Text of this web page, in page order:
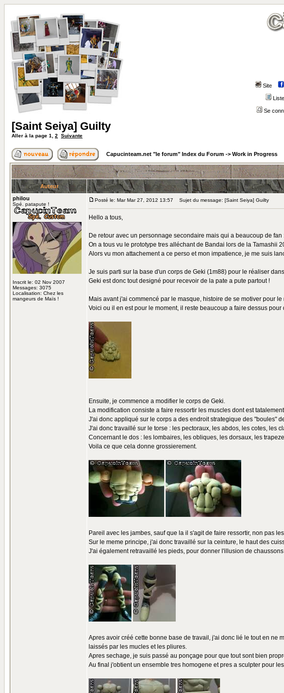
Site
Se
[Saint Seiya] Guilty
Aller à la page 1 2 Suivante
Capucinteam.net "le forum" Index du Forum -> Work in Progress
Auteur
philou
Spé. patapute !
Inscrit le: 02 Nov 2007
Messages: 3075
Localisation: Chez les
mangeurs de Maïs !
Posté le: Mar Mar 27, 2012 13:57 Sujet du message: [Saint Seiya] Guilty
Hello a tous,
De retour avec un personnage secondaire mais qui a beaucoup de fan
On a tous vu le prototype tres alléchant de Bandai lors de la Tamashii
Alors vu mon attachement a ce perso et mon impatience, je me suis
Je suis parti sur la base d'un corps de Geki (1m88) pour le réaliser
Geki est donc tout designé pour recevoir de la pate a pute partout !
Mais avant j'ai commencé par le masque, histoire de se motiver pour le
Voici ou il en est pour le moment, il reste beaucoup a faire dessus
Ensuite, je commence a modifier le corps de Geki.
La modification consiste a faire ressortir les muscles dont est
J'ai donc appliqué sur le corps a des endroit strategique des "boules"
J'ai donc travaillé sur le torse : les pectoraux, les abdos, les cotes, les
Concernant le dos : les lombaires, les obliques, les dorsaux, les
Voila ce que cela donne grossierement.
Pareil avec les jambes, sauf que la il s'agit de faire ressortir, non pas
Sur le meme principe, j'ai donc travaillé sur la ceinture, le haut des
J'ai également retravaillé les pieds, pour donner l'illusion de
Apres avoir créé cette bonne base de travail, j'ai donc lié le tout en ne
laissés par les mucles et les pliures.
Apres sechage, je suis passé au ponçage pour que tout sont bien
Au final j'obtient un ensemble tres homogene et pres a sculpter pour